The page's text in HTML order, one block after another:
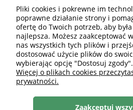
PLN PL
Pliki cookies i pokrewne im
poprawne działanie strony i
ofertę do Twoich potrzeb, aby
najlepsza. Możesz zaakceptować
nas wszystkich tych plików i
dostosować użycie plików do
wybierając opcję "Dostosuj zgody".
Więcej o plikach cookies
prywatności.
Zaakceptuj